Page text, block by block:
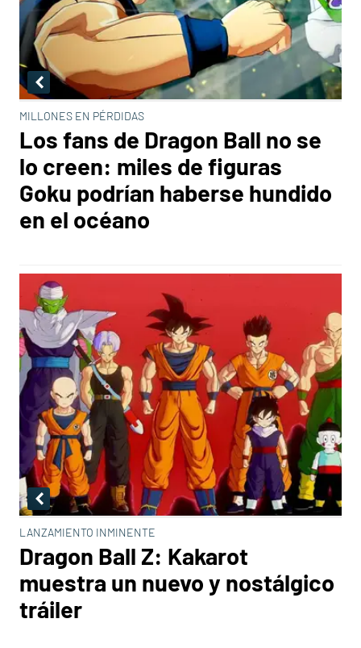
MILLONES EN PÉRDIDAS
Los fans de Dragon Ball no se
lo creen: miles de figuras
Goku podrían haberse hundido
en el océano
LANZAMIENTO INMINENTE
Dragon Ball Z: Kakarot
muestra un nuevo y nostálgico
tráiler